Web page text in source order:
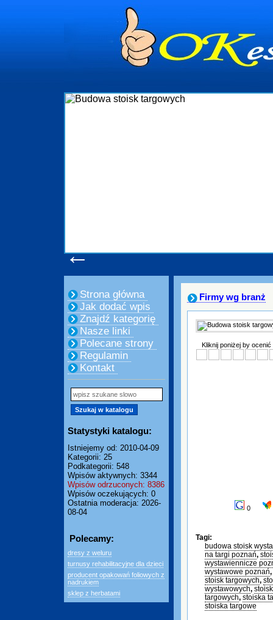
←
Strona główna
Jak dodać wpis
Znajdź kategorię
Nasze linki
Polecane strony
Regulamin
Kontakt
Statystyki katalogu:
Istniejemy od: 2010-04-09
Kategorii: 25
Podkategorii: 548
Wpisów aktywnych: 3344
Wpisów odrzuconych: 8386
Wpisów oczekujących: 0
Ostatnia moderacja: 2026-
08-04
Polecamy:
dresy z weluru
turnusy rehabilitacyjne dla dzieci
producent opakowań foliowych z
nadrukiem
sklep z herbatami
Firmy wg branż
Kliknij poniżej by ocenić
0
Tagi:
budowa stoisk
na targi poznań,
wystawiennicze
wystawowe poznań,
stoisk targowych,
wystawowych,
targowych, stoiska
stoiska targowe